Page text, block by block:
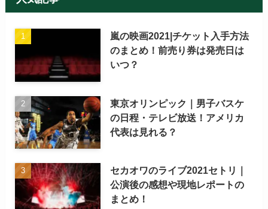
嵐の映画2021|チケット入手方法
のまとめ！前売り券は発売日は
いつ？
東京オリンピック｜男子バスケ
の日程・テレビ放送！アメリカ
代表は見れる？
セカオワのライブ2021セトリ｜
公演後の感想や現地レポートの
まとめ！